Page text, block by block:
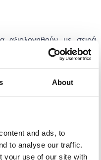
About
and ads, to
to analyse our traffic.
your use of our site with
αξιολογηθούν με σειρά
ηλεκτρονικής
epanek/prokirixeis.asp?